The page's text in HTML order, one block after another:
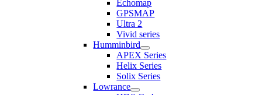
Echomap
GPSMAP
Ultra 2
Vivid series
Humminbird
APEX Series
Helix Series
Solix Series
Lowrance